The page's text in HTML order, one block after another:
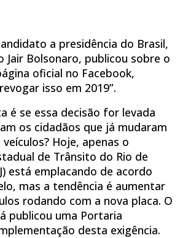
a presidência do Brasil,
Bolsonaro, publicou sobre o
oficial no Facebook,
isso em 2019”.
é se essa decisão for levada
os cidadãos que já mudaram
Hoje, apenas o
de Trânsito do Rio de
está emplacando de acordo
mas a tendência é aumentar
rodando com a nova placa. O
publicou uma Portaria
desta exigência.